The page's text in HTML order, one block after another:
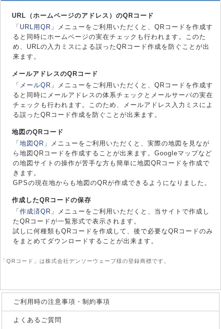
URL（ホームページのアドレス）のQRコード
「 URL用QR 」メニューをご利用いただくと、QRコードを作成す
ると同時にホームページの実在チェックも行われます。このた
め、URLの入力ミスによる誤ったQRコード作成を防ぐことが出
来ます。
メールアドレスのQRコード
「 メールQR 」メニューをご利用いただくと、QRコードを作成す
ると同時にメールアドレスの体系チェックとメールサーバの実在
チェックも行われます。このため、メールアドレス入力ミスによ
る誤ったQRコード作成を防ぐことが出来ます。
地図のQRコード
「 地図QR 」メニューをご利用いただくと、実際の地図を見なが
ら地図QRコードを作成することが出来ます。Googleマップなど
の地図サイトの操作が苦手な方も簡単に地図QRコードを作成で
きます。
GPSの現在地からも地図のQRが作成できるようになりました。
作成したQRコードの保存
「 作成済QR 」メニューをご利用いただくと、当サイトで作成し
たQRコードが一覧形式で表示されます。
試しに何種類もQRコードを作成して、後で必要なQRコードのみ
をまとめてダウンロードすることが出来ます。
「QRコード」は株式会社デンソーウェーブ様の登録商標です。
ご利用時の注意事項・制約事項
よくあるご質問